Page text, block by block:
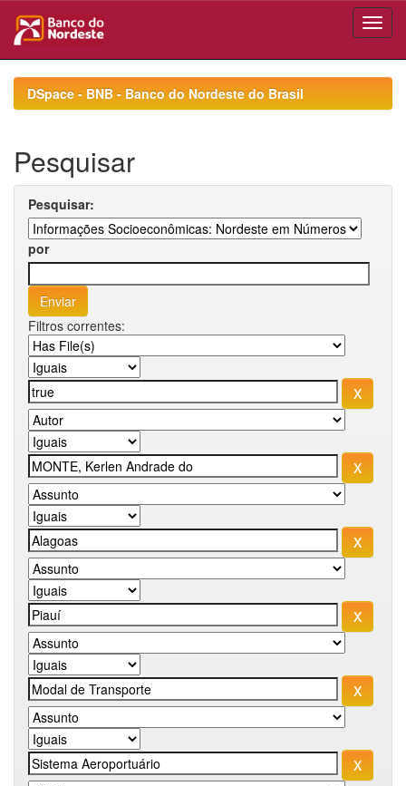
navigationDSpace - BNB - Banco do Nordeste do Brasil
Pesquisar
Pesquisar:
por
Filtros correntes: